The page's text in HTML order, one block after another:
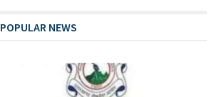
POPULAR NEWS